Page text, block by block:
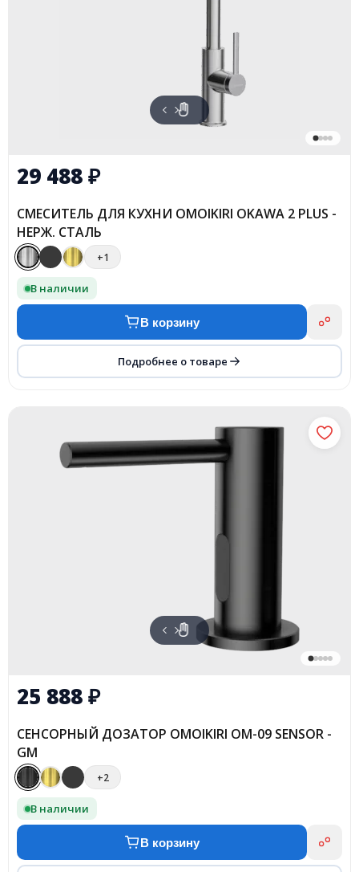
29 488₽
СМЕСИТЕЛЬ ДЛЯ КУХНИ OMOIKIRI OKAWA 2 PLUS -
НЕРЖ. СТАЛЬ
+1
В наличии
В корзину
Подробнее о товаре
25 888₽
СЕНСОРНЫЙ ДОЗАТОР OMOIKIRI OM-09 SENSOR -
GM
+2
В наличии
В корзину